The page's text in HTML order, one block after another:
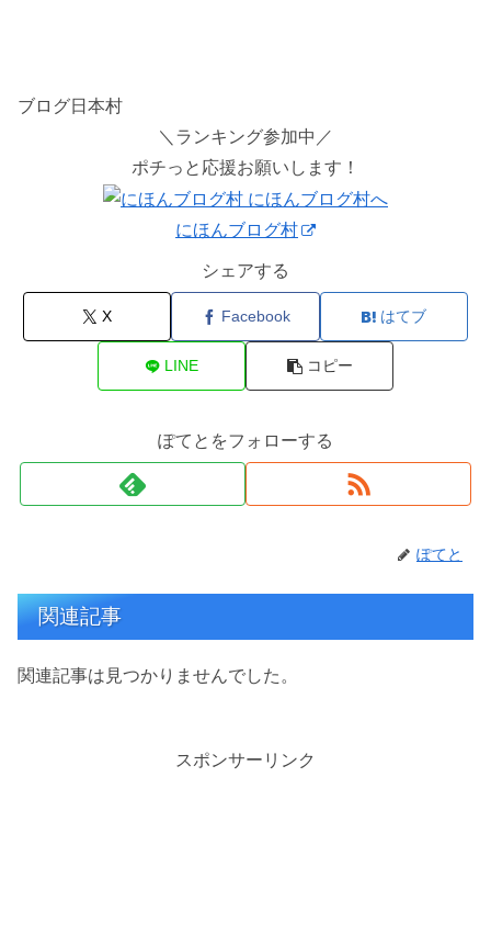
ブログ日本村
＼ランキング参加中／
ポチっと応援お願いします！
にほんブログ村
シェアする
X Facebook はてブ
LINE コピー
ぽてとをフォローする
ぽてと
関連記事
関連記事は見つかりませんでした。
スポンサーリンク